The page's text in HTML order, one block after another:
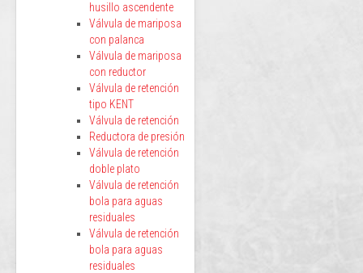
husillo ascendente
Válvula de mariposa
con palanca
Válvula de mariposa
con reductor
Válvula de retención
tipo KENT
Válvula de retención
Reductora de presión
Válvula de retención
doble plato
Válvula de retención
bola para aguas
residuales
Válvula de retención
bola para aguas
residuales